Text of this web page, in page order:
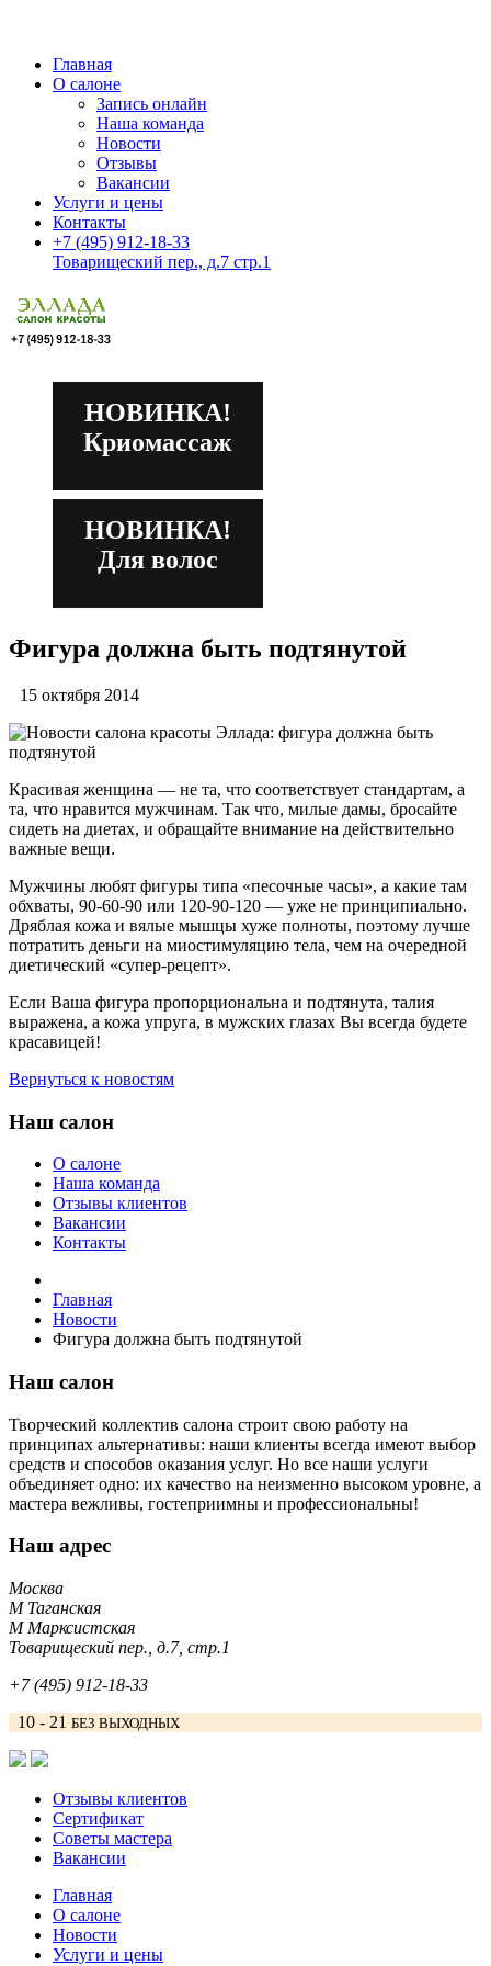
Главная
О салоне
Запись онлайн
Наша команда
Новости
Отзывы
Вакансии
Услуги и цены
Контакты
+7 (495) 912-18-33
Товарищеский пер., д.7 стр.1
НОВИНКА!
Криомассаж
НОВИНКА!
Для волос
Фигура должна быть подтянутой
15 октября 2014
Красивая женщина — не та, что соответствует стандартам, а
та, что нравится мужчинам. Так что, милые дамы, бросайте
сидеть на диетах, и обращайте внимание на действительно
важные вещи.
Мужчины любят фигуры типа «песочные часы», а какие там
обхваты, 90-60-90 или 120-90-120 — уже не принципиально.
Дряблая кожа и вялые мышцы хуже полноты, поэтому лучше
потратить деньги на миостимуляцию тела, чем на очередной
диетический «супер-рецепт».
Если Ваша фигура пропорциональна и подтянута, талия
выражена, а кожа упруга, в мужских глазах Вы всегда будете
красавицей!
Вернуться к новостям
Наш салон
О салоне
Наша команда
Отзывы клиентов
Вакансии
Контакты
Главная
Новости
Фигура должна быть подтянутой
Наш салон
Творческий коллектив салона строит свою работу на
принципах альтернативы: наши клиенты всегда имеют выбор
средств и способов оказания услуг. Но все наши услуги
объединяет одно: их качество на неизменно высоком уровне, а
мастера вежливы, гостеприимны и профессиональны!
Наш адрес
Москва
М Таганская
М Марксистская
Товарищеский пер., д.7, стр.1
+7 (495) 912-18-33
10 - 21 БЕЗ ВЫХОДНЫХ
Отзывы клиентов
Сертификат
Советы мастера
Вакансии
Главная
О салоне
Новости
Услуги и цены